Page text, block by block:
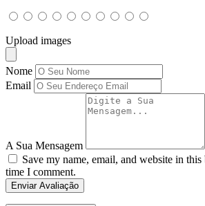
Upload images
Nome
Email
A Sua Mensagem
Save my name, email, and website in
time I comment.
Enviar Avaliação